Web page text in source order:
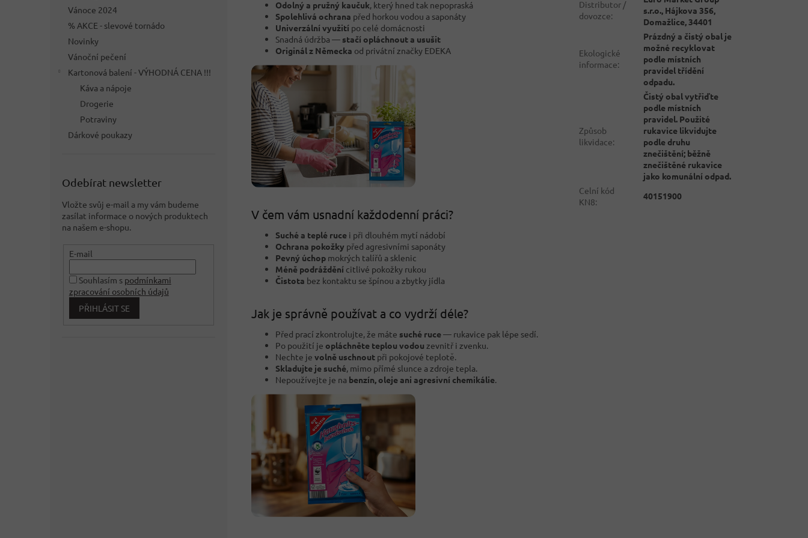
Vánoce 2024
% AKCE - slevové tornádo
Novinky
Vánoční pečení
Kartonová balení - VÝHODNÁ CENA !!!
Káva a nápoje
Drogerie
Potraviny
Dárkové poukazy
Odebírat newsletter
Vložte svůj e-mail a my vám budeme
zasílat informace o nových produktech
na našem e-shopu.
E-mail
Souhlasím s podmínkami
zpracování osobních údajů
PŘIHLÁSIT SE
Odolný a pružný kaučuk , který hned tak nepopraská
Spolehlivá ochrana před horkou vodou a saponáty
Univerzální využití po celé domácnosti
Snadná údržba — stačí opláchnout a usušit
Originál z Německa od privátní značky EDEKA
V čem vám usnadní každodenní práci?
Suché a teplé ruce i při dlouhém mytí nádobí
Ochrana pokožky před agresivními saponáty
Pevný úchop mokrých talířů a sklenic
Méně podráždění citlivé pokožky rukou
Čistota bez kontaktu se špínou a zbytky jídla
Jak je správně používat a co vydrží déle?
Před prací zkontrolujte, že máte suché ruce— rukavice pak lépe sedí.
Po použití je opláchněte teplou vodou zevnitř i zvenku.
Nechte je volně uschnout při pokojové teplotě.
Skladujte je suché, mimo přímé slunce a zdroje tepla.
Nepoužívejte je na benzín, oleje ani agresivní chemikálie.
Distributor /
dovozce:
s.r.o., Hájkova 356,
Domažlice, 34401
Ekologické
informace:
Prázdný a čistý obal je
možné recyklovat
podle místních
pravidel třídění
odpadu.
Způsob
likvidace:
Čistý obal vytřiďte
podle místních
pravidel. Použité
rukavice likvidujte
podle druhu
znečištění; běžně
znečištěné rukavice
jako komunální odpad.
Celní kód
KN8:
40151900